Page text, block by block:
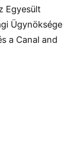
Egyesült
Ügynöksége
a Canal and